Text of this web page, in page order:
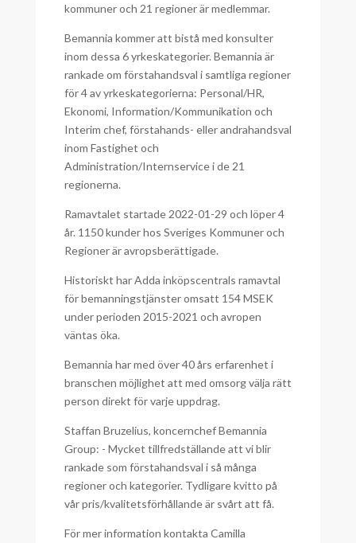
kommuner och 21 regioner är medlemmar.
Bemannia kommer att bistå med konsulter
inom dessa 6 yrkeskategorier. Bemannia är
rankade om förstahandsval i samtliga regioner
för 4 av yrkeskategorierna: Personal/HR,
Ekonomi, Information/Kommunikation och
Interim chef, förstahands- eller andrahandsval
inom Fastighet och
Administration/Internservice i de 21
regionerna.
Ramavtalet startade 2022-01-29 och löper 4
år. 1150 kunder hos Sveriges Kommuner och
Regioner är avropsberättigade.
Historiskt har Adda inköpscentrals ramavtal
för bemanningstjänster omsatt 154 MSEK
under perioden 2015-2021 och avropen
väntas öka.
Bemannia har med över 40 års erfarenhet i
branschen möjlighet att med omsorg välja rätt
person direkt för varje uppdrag.
Staffan Bruzelius, koncernchef Bemannia
Group: - Mycket tillfredställande att vi blir
rankade som förstahandsval i så många
regioner och kategorier. Tydligare kvitto på
vår pris/kvalitetsförhållande är svårt att få.
För mer information kontakta Camilla